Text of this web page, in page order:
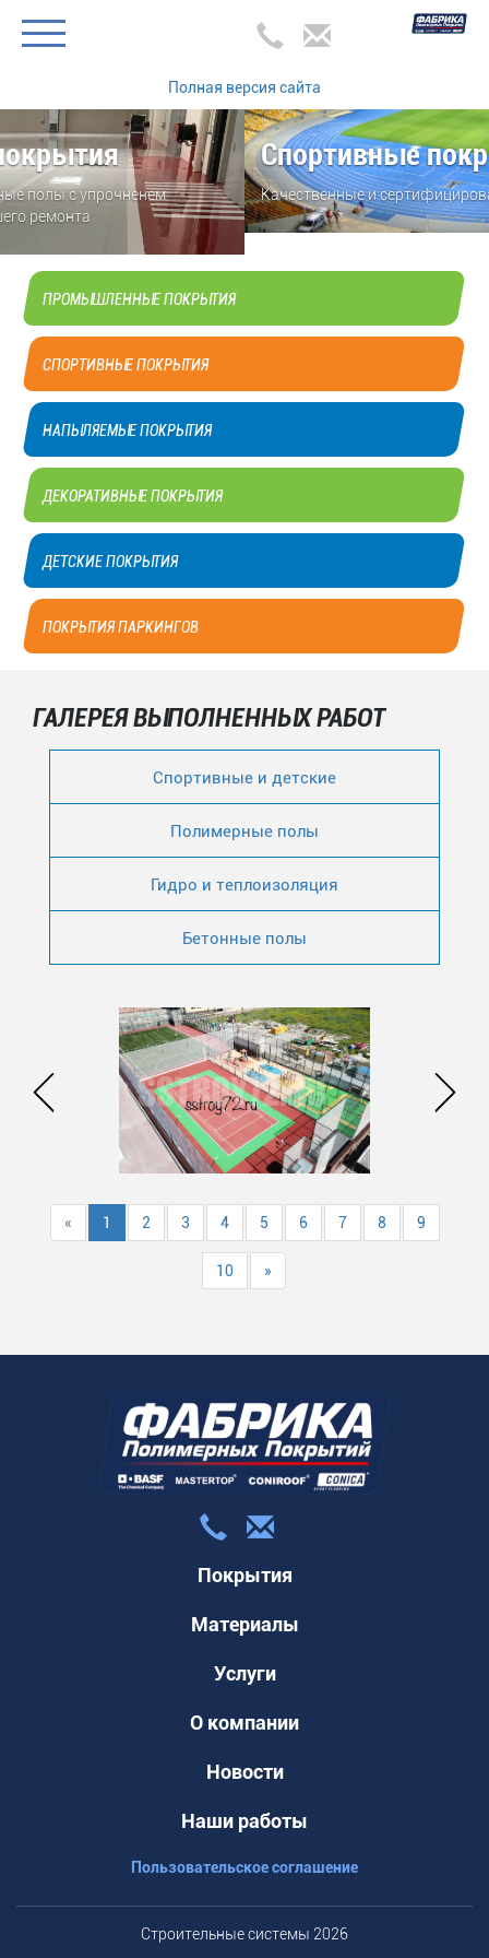
Полная версия сайта
Спортивные покрытия
Качественные и сертифицированные от мирового лидера!
ПРОМЫШЛЕННЫЕ ПОКРЫТИЯ
СПОРТИВНЫЕ ПОКРЫТИЯ
НАПЫЛЯЕМЫЕ ПОКРЫТИЯ
ДЕКОРАТИВНЫЕ ПОКРЫТИЯ
ДЕТСКИЕ ПОКРЫТИЯ
ПОКРЫТИЯ ПАРКИНГОВ
ГАЛЕРЕЯ ВЫПОЛНЕННЫХ РАБОТ
Спортивные и детские
Полимерные полы
Гидро и теплоизоляция
Бетонные полы
« 1 2 3 4 5 6 7 8 9
10 »
Покрытия
Материалы
Услуги
О компании
Новости
Наши работы
Пользовательское соглашение
Строительные системы 2026